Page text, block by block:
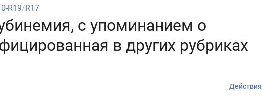
R19/R17
с упоминанием о
в других рубриках
Действия